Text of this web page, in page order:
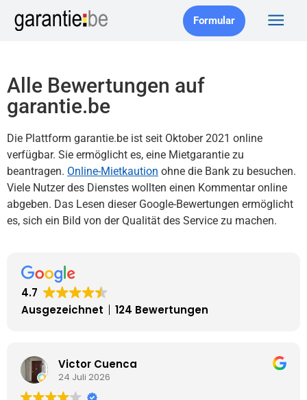
Formular
Alle Bewertungen auf
garantie.be
Die Plattform garantie.be ist seit Oktober 2021 online
verfügbar. Sie ermöglicht es, eine Mietgarantie zu
beantragen. Online-Mietkaution ohne die Bank zu besuchen.
Viele Nutzer des Dienstes wollten einen Kommentar online
abgeben. Das Lesen dieser Google-Bewertungen ermöglicht
es, sich ein Bild von der Qualität des Service zu machen.
4.7
Ausgezeichnet
124 Bewertungen
Victor Cuenca
24 Juli 2026